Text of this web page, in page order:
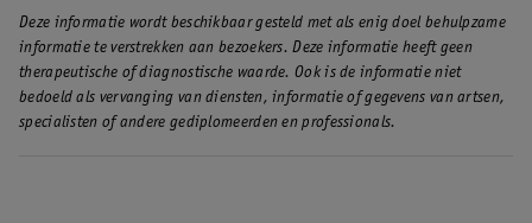
Deze informatie wordt beschikbaar gesteld met als enig doel behulpzame
informatie te verstrekken aan bezoekers. Deze informatie heeft geen
therapeutische of diagnostische waarde. Ook is de informatie niet
bedoeld als vervanging van diensten, informatie of gegevens van artsen,
specialisten of andere gediplomeerden en professionals.